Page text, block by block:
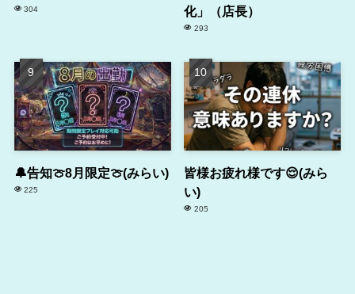
304
化」（店長）
293
🔔告知🍈8月限定🍈(みらい)
225
皆様お疲れ様です😌(みら
い)
205